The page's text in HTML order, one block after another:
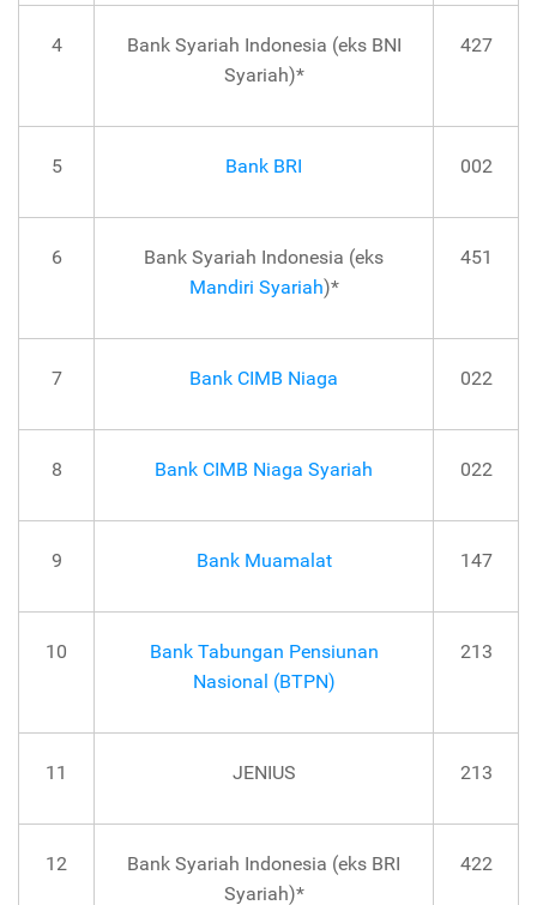
4
Bank Syariah Indonesia (eks BNI
Syariah)*
427
5 Bank BRI 002
6
Bank Syariah Indonesia (eks
Mandiri Syariah)*
451
7 Bank CIMB Niaga 022
8 Bank CIMB Niaga Syariah 022
9 Bank Muamalat 147
10
Bank Tabungan Pensiunan
Nasional (BTPN)
213
11 JENIUS 213
12
Bank Syariah Indonesia (eks BRI
Syariah)*
422